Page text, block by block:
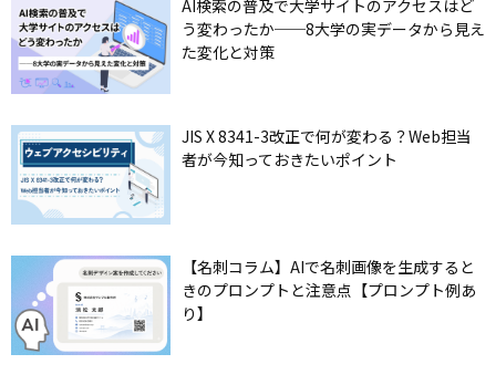
AI検索の普及で大学サイトのアクセスはど
う変わったか──8大学の実データから見え
た変化と対策
JIS X 8341-3改正で何が変わる？Web担当
者が今知っておきたいポイント
【名刺コラム】AIで名刺画像を生成すると
きのプロンプトと注意点【プロンプト例あ
り】